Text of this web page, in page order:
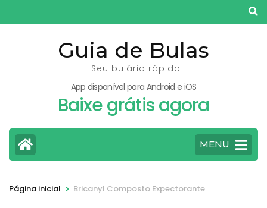
para
Guia de Bulas
Seu bulário rápido
App disponível para Android e iOS
Baixe grátis agora
MENU
Página inicial > Bricanyl Composto Expectorante